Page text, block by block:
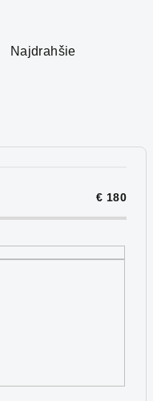
Najdrahšie
€ 180